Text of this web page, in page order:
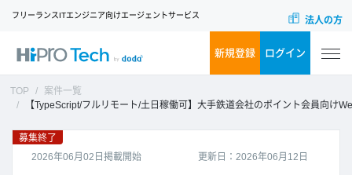
フリーランスITエンジニア向けエージェントサービス 法人の方
新規登録 ログイン
TOP
案件一覧
【TypeScript/フルリモート/土日稼働可】大手鉄道会社のポイント会員向けWebアプリの設計・開発・運用/0.5人月～
更新日：2026年06月12日
募集終了
2026年06月02日掲載開始